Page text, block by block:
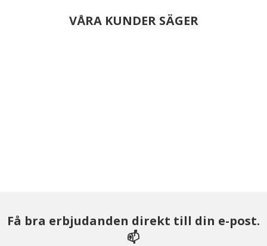
VÅRA KUNDER SÄGER
Få bra erbjudanden direkt till din e-post.
📫